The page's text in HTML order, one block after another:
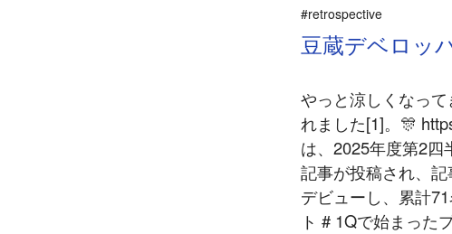
#retrospective
豆蔵デベロッ
やっと涼しくなっ
れました[1]。🎊
は、2025年度第2四
記事が投稿され、
デビューし、累計
ト # 1Qで始まった